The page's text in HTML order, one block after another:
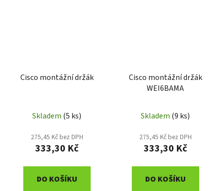
Cisco montážní držák
Skladem (5 ks)
275,45 Kč bez DPH
333,30 Kč
DO KOŠÍKU
Cisco montážní držák
WEI6BAMA
Skladem (9 ks)
275,45 Kč bez DPH
333,30 Kč
DO KOŠÍKU